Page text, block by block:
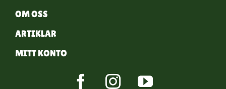
OM OSS
ARTIKLAR
MITT KONTO